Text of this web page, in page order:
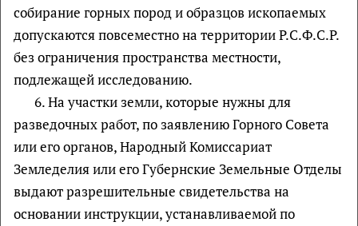
собирание горных пород и образцов ископаемых
допускаются повсеместно на территории Р.С.Ф.С.Р.
без ограничения пространства местности,
подлежащей исследованию.
6. На участки земли, которые нужны для
разведочных работ, по заявлению Горного Совета
или его органов, Народный Комиссариат
Земледелия или его Губернские Земельные Отделы
выдают разрешительные свидетельства на
основании инструкции, устанавливаемой по